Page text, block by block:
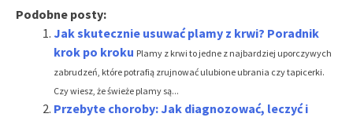
Podobne posty:
Jak skutecznie usuwać plamy z krwi? Poradnik
krok po kroku Plamy z krwi to jedne z najbardziej uporczywych
zabrudzeń, które potrafią zrujnować ulubione ubrania czy tapicerki.
Czy wiesz, że świeże plamy są...
Przebyte choroby: Jak diagnozować, leczyć i